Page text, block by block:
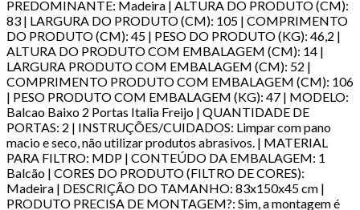
PREDOMINANTE: Madeira | ALTURA DO PRODUTO (CM):
83 | LARGURA DO PRODUTO (CM): 105 | COMPRIMENTO
DO PRODUTO (CM): 45 | PESO DO PRODUTO (KG): 46,2 |
ALTURA DO PRODUTO COM EMBALAGEM (CM): 14 |
LARGURA PRODUTO COM EMBALAGEM (CM): 52 |
COMPRIMENTO PRODUTO COM EMBALAGEM (CM): 106
| PESO PRODUTO COM EMBALAGEM (KG): 47 | MODELO:
Balcao Baixo 2 Portas Italia Freijo | QUANTIDADE DE
PORTAS: 2 | INSTRUÇÕES/CUIDADOS: Limpar com pano
macio e seco, não utilizar produtos abrasivos. | MATERIAL
PARA FILTRO: MDP | CONTEÚDO DA EMBALAGEM: 1
Balcão | CORES DO PRODUTO (FILTRO DE CORES):
Madeira | DESCRIÇÃO DO TAMANHO: 83x150x45 cm |
PRODUTO PRECISA DE MONTAGEM?: Sim, a montagem é